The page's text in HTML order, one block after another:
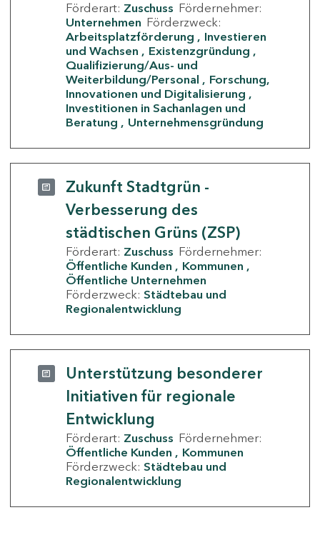
Förderart: Zuschuss Fördernehmer:
Unternehmen Förderzweck:
Arbeitsplatzförderung
Investieren
und Wachsen
Existenzgründung
Qualifizierung/Aus- und
Weiterbildung/Personal
Forschung,
Innovationen und Digitalisierung
Investitionen in Sachanlagen und
Beratung
Unternehmensgründung
Zukunft Stadtgrün -
Verbesserung des
städtischen Grüns (ZSP)
Förderart: Zuschuss Fördernehmer:
Öffentliche Kunden
Kommunen
Öffentliche Unternehmen
Förderzweck: Städtebau und
Regionalentwicklung
Unterstützung besonderer
Initiativen für regionale
Entwicklung
Förderart: Zuschuss Fördernehmer:
Öffentliche Kunden
Kommunen
Förderzweck: Städtebau und
Regionalentwicklung